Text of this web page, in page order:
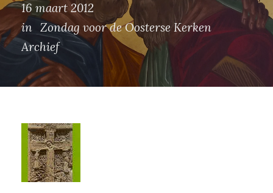
16 maart 2012
in Zondag voor de Oosterse Kerken
Archief